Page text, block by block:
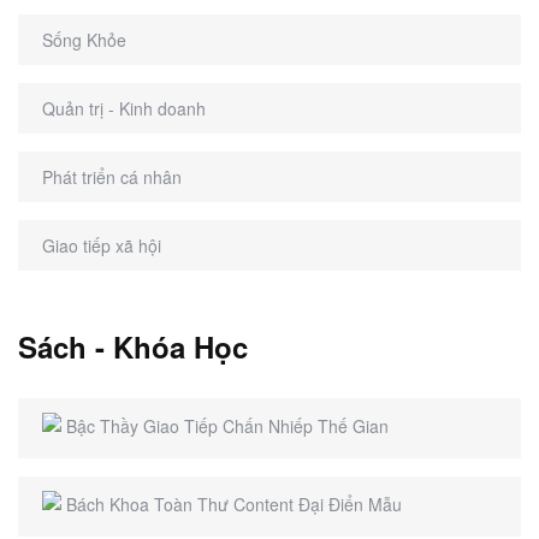
Sống Khỏe
Quản trị - Kinh doanh
Phát triển cá nhân
Giao tiếp xã hội
Sách - Khóa Học
Bậc Thầy Giao Tiếp Chấn Nhiếp Thế Gian
Bách Khoa Toàn Thư Content Đại Điển Mẫu